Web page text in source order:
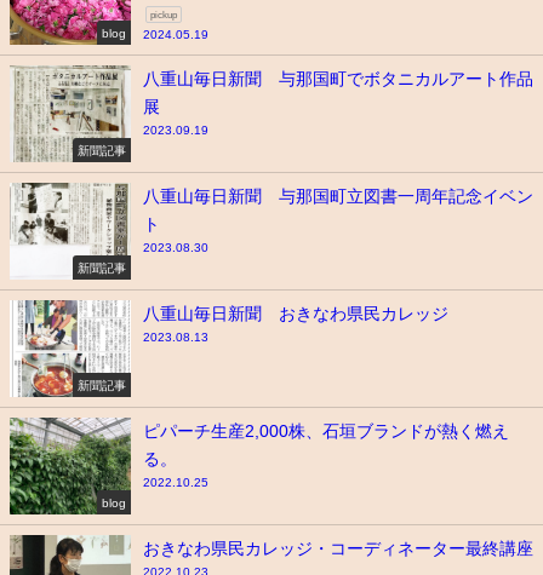
blog
pickup
2024.05.19
新聞記事
八重山毎日新聞 与那国町でボタニカルアート作品
展
2023.09.19
新聞記事
八重山毎日新聞 与那国町立図書一周年記念イベン
ト
2023.08.30
新聞記事
八重山毎日新聞 おきなわ県民カレッジ
2023.08.13
blog
ピパーチ生産2,000株、石垣ブランドが熱く燃え
る。
2022.10.25
おきなわ県民カレッジ・コーディネーター最終講座
2022.10.23